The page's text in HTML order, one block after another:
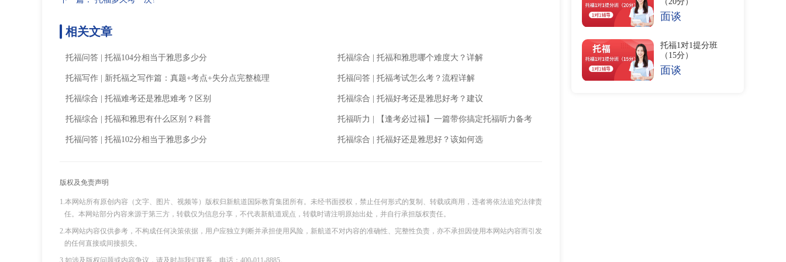
相关文章
托福问答 托福104分相当于雅思多少分 托福综合 托福和雅思哪个难度大？详解
托福写作 新托福之写作篇：真题+考点+失分点完整梳理 托福问答 托福考试怎么考？流程详解
托福综合 托福难考还是雅思难考？区别 托福综合 托福好考还是雅思好考？建议
托福综合 托福和雅思有什么区别？科普 托福听力 【逢考必过福】一篇带你搞定托福听力备考
托福问答 托福102分相当于雅思多少分 托福综合 托福好还是雅思好？该如何选
版权及免责声明
1.本网站所有原创内容（文字、图片、视频等）版权归新航道国际教育集团所有。未经书面授权，禁止任何形式的复制、转载或商用，违者将依法追究法律责
任。本网站部分内容来源于第三方，转载仅为信息分享，不代表新航道观点，转载时请注明原始出处，并自行承担版权责任。
2.本网站内容仅供参考，不构成任何决策依据，用户应独立判断并承担使用风险，新航道不对内容的准确性、完整性负责，亦不承担因使用本网站内容而引发
的任何直接或间接损失。
面谈
托福1对1提分班
（15分）
面谈